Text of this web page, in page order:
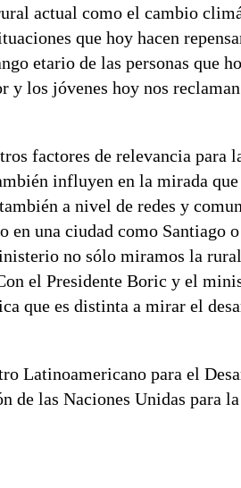
actual como el cambio
que hoy hacen
etario de las personas que
y los jóvenes hoy nos
factores de relevancia para
influyen en la mirada
a nivel de redes y
una ciudad como Santiago
no sólo miramos la
el Presidente Boric y el
que es distinta a mirar el
Latinoamericano para el
de las Naciones Unidas para